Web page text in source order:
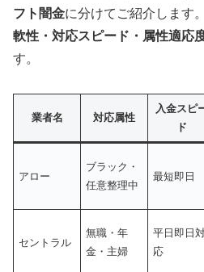
フト闇金に分けてご紹介します
軟性・対応スピード・属性適応
す。
業者名 対応属性
入金スピ
ド
アロー
ブラック・
任意整理中
最短即日
セントラル
無職・年
金・主婦
平日即日
応